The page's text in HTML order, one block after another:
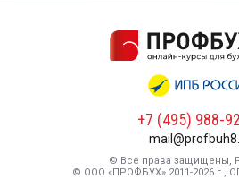
+7 (495) 988-
© Все права защищены,
© ООО «ПРОФБУХ» 2011-2026 г.,